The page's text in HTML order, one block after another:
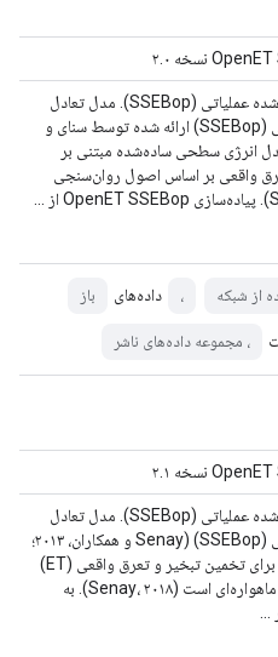
مدل تعادل انرژی سطحی ساده‌شده عملیاتی (SSEBop). مدل تعادل
انرژی سطحی ساده‌شده عملیاتی (SSEBop) ارائه شده توسط سنای و
2017) یک مدل انرژی سطحی ساده‌شده مبتنی بر
واقعی بر اساس اصول روان‌سنجی
ماهواره‌ای است (Senay 2018). پیاده‌سازی OpenET SSEBop از ...
از شبکه ، داده‌های باز
، مجموعه داده‌های ناشر
مدل تعادل انرژی سطحی ساده‌شده عملیاتی (SSEBop). مدل تعادل
انرژی سطحی ساده‌شده عملیاتی (SSEBop) (Senay و همکاران، ۲۰۱۳؛
۲۰۲۳) یک رویکرد مبتنی بر دما برای تخمین تبخیر و تعرق واقعی (ET)
با استفاده از اصول روان‌سنجی ماهواره‌ای است (Senay، ۲۰۱۸). به